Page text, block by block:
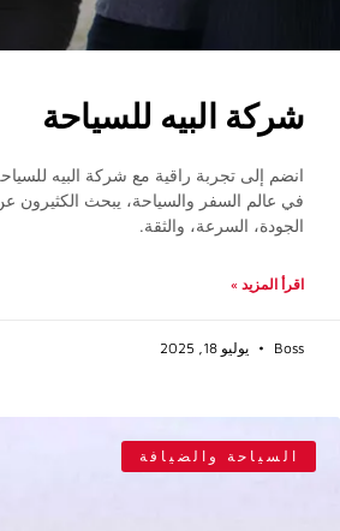
شركة البيه للسياحة
انضم إلى تجربة راقية مع شركة البيه
في عالم السفر والسياحة، يبحث الكثيرون
الجودة، السرعة، والثقة.
اقرأ المزيد »
Boss يوليو 18, 2025
السياحة والضيافة